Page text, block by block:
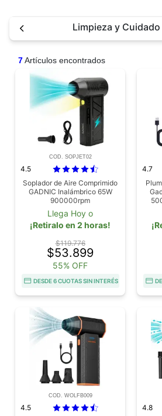
Limpieza y Cuidado
7Artículos encontrados
COD. SOPJET02
4.5
Soplador de Aire Comprimido
GADNIC Inalámbrico 65W
900000rpm
Llega Hoy o
¡Retiralo en 2 horas!
$119.776
$53.899
55% OFF
DESDE 6 CUOTAS SIN INTERÉS
4.7
COD. WOLFB009
4.5
4.8